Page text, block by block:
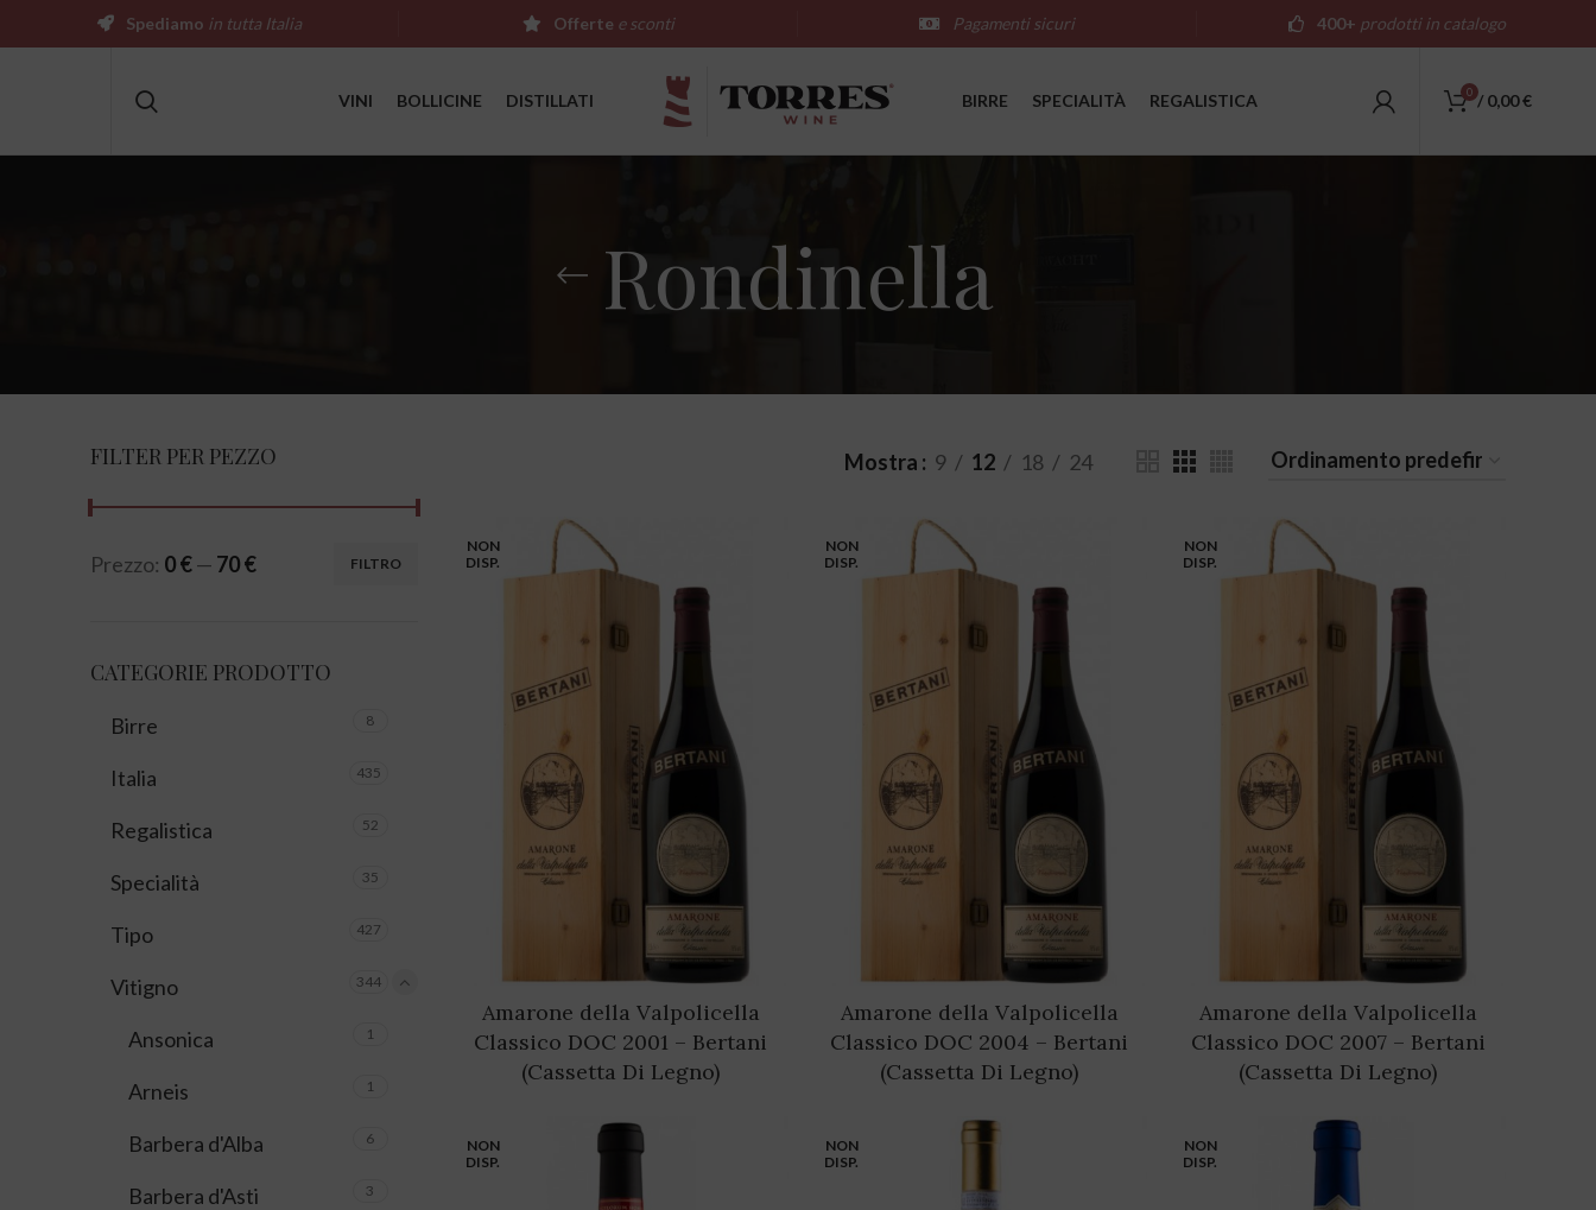
VINI BOLLICINE DISTILLATI BIRRE SPECIALITÀ REGALISTICA 0 / 0,00€
Rondinella
FILTER PER PEZZO
Prezzo Min
Prezzo Max FILTRO
Prezzo: 0 €— 70 €
CATEGORIE PRODOTTO
Birre 8
Italia 435
Regalistica 52
Specialità 35
Tipo 427
Vitigno 344
Ansonica 1
Arneis 1
Barbera d'Alba 6
Barbera d'Asti 3
Mostra 9 12 18 24
NON
DISP.
Amarone della Valpolicella
Classico DOC 2001 – Bertani
(Cassetta Di Legno)
NON
DISP.
Amarone della Valpolicella
Classico DOC 2004 – Bertani
(Cassetta Di Legno)
NON
DISP.
Amarone della Valpolicella
Classico DOC 2007 – Bertani
(Cassetta Di Legno)
NON
DISP.
NON
DISP.
NON
DISP.
Spediamo in tutta Italia Offerte e sconti Pagamenti sicuri 400+ prodotti in catalogo